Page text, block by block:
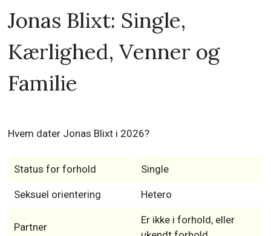
Jonas Blixt: Single,
Kærlighed, Venner og
Familie
Hvem dater Jonas Blixt i 2026?
Status for forhold Single
Seksuel orientering Hetero
Partner
Er ikke i forhold, eller